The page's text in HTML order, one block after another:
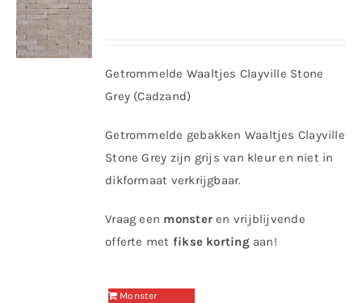
Getrommelde Waaltjes Clayville Stone
Grey (Cadzand)
Getrommelde gebakken Waaltjes Clayville
Stone Grey zijn grijs van kleur en niet in
dikformaat verkrijgbaar.
Vraag een monsteren vrijblijvende
offerte met fikse korting aan!
Monster